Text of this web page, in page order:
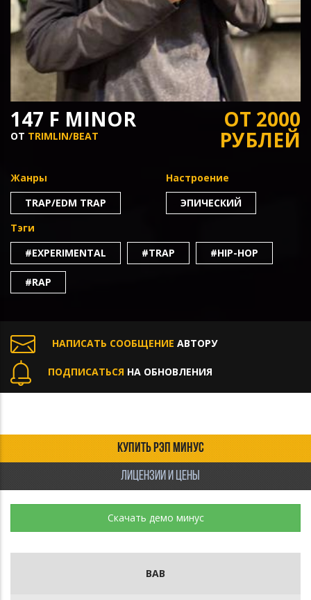
147 F MINOR
ОТ TRIMLIN/BEAT
ОТ 2000
РУБЛЕЙ
Жанры
TRAP/EDM TRAP
Настроение
ЭПИЧЕСКИЙ
Тэги
#EXPERIMENTAL
#TRAP #HIP-HOP
#RAP
НАПИСАТЬ СООБЩЕНИЕ АВТОРУ
ПОДПИСАТЬСЯ НА ОБНОВЛЕНИЯ
КУПИТЬ РЭП МИНУС
ЛИЦЕНЗИИ И ЦЕНЫ
Скачать демо минус
ВАВ